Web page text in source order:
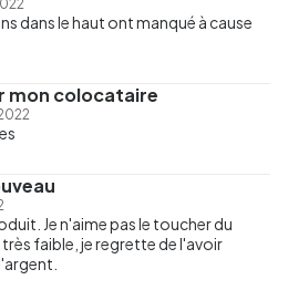
dans le haut ont manqué à cause
mon colocataire
Je n'aime pas le toucher du
faible, je regrette de l'avoir